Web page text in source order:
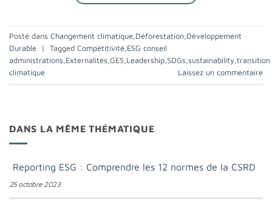
Posté dans Changement climatique,Déforestation,Développement
Durable
| Tagged Compétitivité,ESG conseil
administrations,Externalités,GES,Leadership,SDGs,sustainability,transition
climatique
Laissez un commentaire
DANS LA MÊME THÉMATIQUE
Reporting ESG : Comprendre les 12 normes de la CSRD
25 octobre 2023